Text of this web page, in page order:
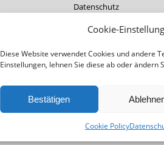
Cookie-
Diese Website verwendet Cookies und andere
Einstellungen, lehnen Sie diese ab oder ändern
Bestätigen
Cookie Policy
Datenschutz
Impressum